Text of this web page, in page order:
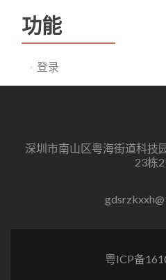
功能
登录
深圳市南山区粤海街道科技
23栋
粤ICP备